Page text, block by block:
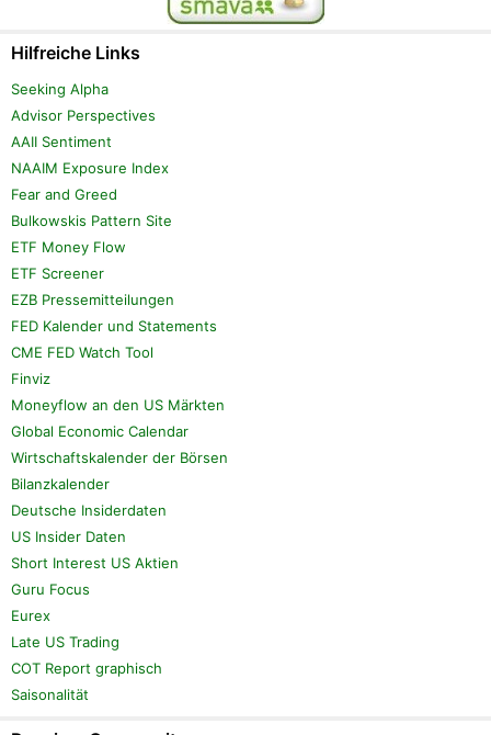
Hilfreiche Links
Seeking Alpha
Advisor Perspectives
AAII Sentiment
NAAIM Exposure Index
Fear and Greed
Bulkowskis Pattern Site
ETF Money Flow
ETF Screener
EZB Pressemitteilungen
FED Kalender und Statements
CME FED Watch Tool
Finviz
Moneyflow an den US Märkten
Global Economic Calendar
Wirtschaftskalender der Börsen
Bilanzkalender
Deutsche Insiderdaten
US Insider Daten
Short Interest US Aktien
Guru Focus
Eurex
Late US Trading
COT Report graphisch
Saisonalität